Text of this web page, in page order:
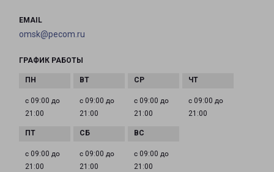
EMAIL
omsk@pecom.ru
ГРАФИК РАБОТЫ
с 09:00 до
21:00
с 09:00 до
21:00
с 09:00 до
21:00
с 09:00 до
21:00
с 09:00 до
21:00
с 09:00 до
21:00
с 09:00 до
21:00